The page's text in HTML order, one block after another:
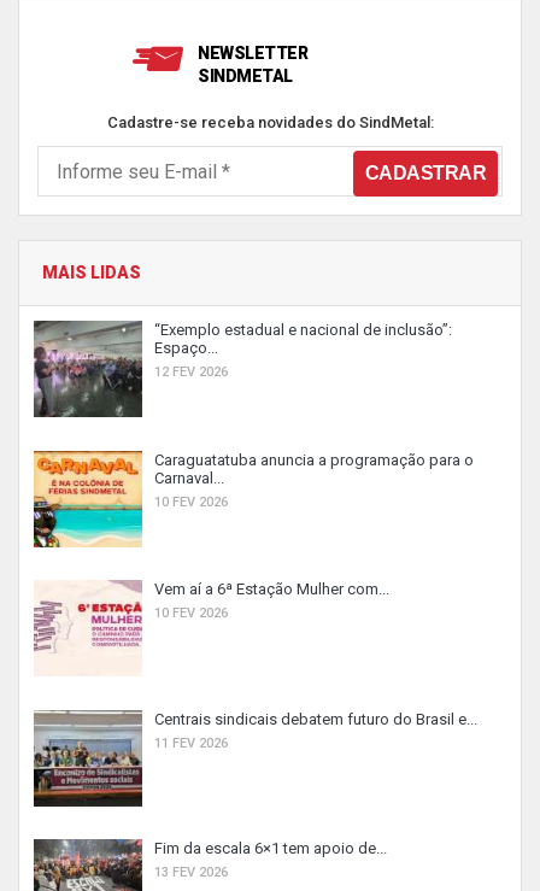
NEWSLETTER
SINDMETAL
Cadastre-se receba novidades do SindMetal:
MAIS LIDAS
“Exemplo estadual e nacional de inclusão”:
Espaço...
12 FEV 2026
Caraguatatuba anuncia a programação para o
Carnaval...
10 FEV 2026
Vem aí a 6ª Estação Mulher com...
10 FEV 2026
Centrais sindicais debatem futuro do Brasil e...
11 FEV 2026
Fim da escala 6×1 tem apoio de...
13 FEV 2026